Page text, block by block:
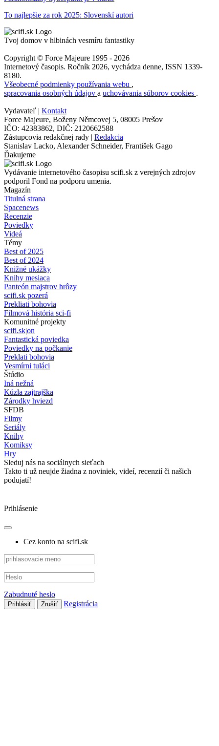
To najlepšie za rok 2025: Slovenskí autori
Tvoj domov v hlbinách vesmíru fantastiky
Copyright © Force Majeure 1995 - 2026
Internetový časopis. Ročník 2026, vychádza denne, ISSN 1339-
8180.
Všeobecné podmienky používania webu ,
spracovania osobných údajov a uchovávania súborov cookies .
Vydavateľ | Kontakt
Force Majeure, Boženy Němcovej 5, 08005 Prešov
IČO: 42383862, DIČ: 2120662588
Zástupcovia redakčnej rady | Redakcia
Stanislav Lacko, Alexander Schneider, František Gago
Ďakujeme
Vydávanie internetového časopisu scifi.sk z verejných zdrojov
podporil Fond na podporu umenia.
Magazín
Titulná strana
Spacenews
Recenzie
Poviedky
Videá
Témy
Best of 2025
Best of 2024
Knižné ukážky
Knihy mesiaca
Panteón majstrov hrôzy
scifi.sk pozerá
Prekliati bohovia
Filmová história sci-fi
Komunitné projekty
scifi.sk|on
Fantastická poviedka
Poviedky na počkanie
Preklati bohovia
Vesmírni tuláci
Štúdio
Iná nežná
Kúzla zajtrajška
Zárodky hviezd
SFDB
Filmy
Seriály
Knihy
Komiksy
Hry
Sleduj nás na sociálnych sieťach
Takto ti už neujde žiadna z noviniek, videí, recenzií či našich
podujatí!
Prihlásenie
Cez konto na scifi.sk
Zabudnuté heslo
Prihlásiť Zrušiť Registrácia